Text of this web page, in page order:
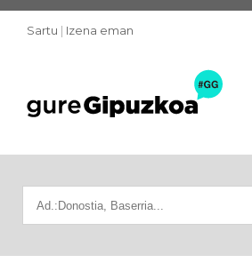
Sartu | Izena eman